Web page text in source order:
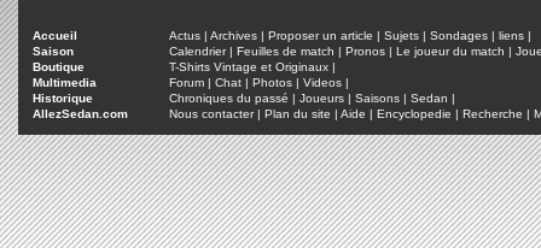
Accueil Actus | Archives | Proposer un article | Sujets | Sondages | liens |
Saison
Calendrier| Feuilles de match | Pronos | Le joueur du match |
Boutique
T-Shirts Vintage et Originaux |
Multimedia
Forum | Chat | Photos | Videos |
Historique
Chroniques du passé | Joueurs | Saisons | Sedan |
AllezSedan.com
Nous contacter| Plan du site | Aide | Encyclopedie | Recherche |